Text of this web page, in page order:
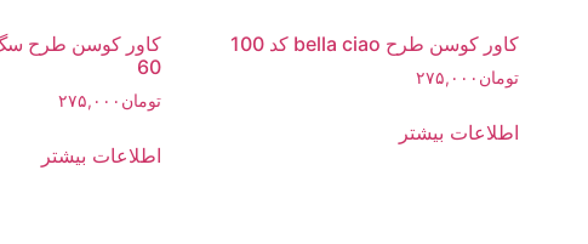
کاور کوسن طرح bella ciao کد 100
تومان ۲۷۵,۰۰۰
اطلاعات بیشتر
کاور کوسن طرح سگ
60
تومان ۲۷۵,۰۰۰
اطلاعات بیشتر